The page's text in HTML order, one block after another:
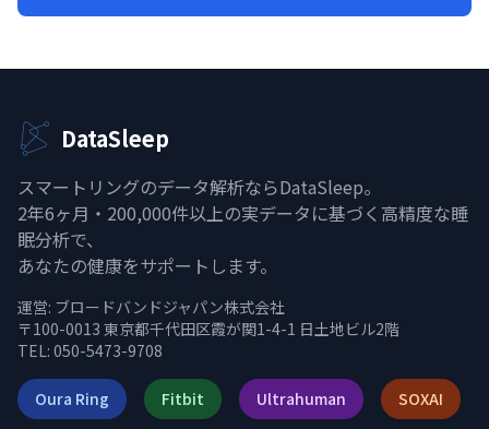
DataSleep
スマートリングのデータ解析ならDataSleep。
2年6ヶ月・200,000件以上の実データに基づく高精度な睡
眠分析で、
あなたの健康をサポートします。
運営: ブロードバンドジャパン株式会社
〒100-0013 東京都千代田区霞が関1-4-1 日土地ビル2階
TEL: 050-5473-9708
Oura Ring Fitbit Ultrahuman SOXAI